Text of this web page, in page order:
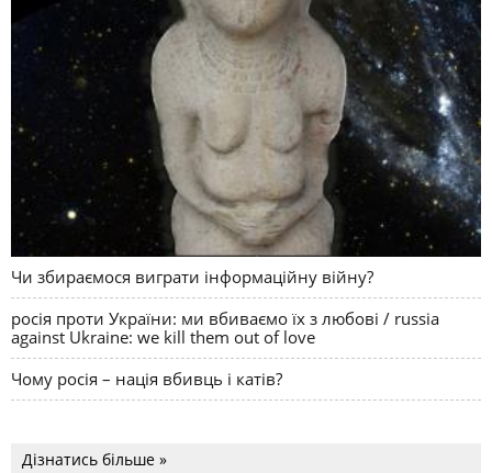
Чи збираємося виграти інформаційну війну?
росія проти України: ми вбиваємо їх з любові / russia
against Ukraine: we kill them out of love
Чому росія – нація вбивць і катів?
Дізнатись більше »